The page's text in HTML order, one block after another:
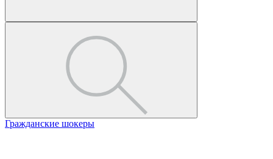
Гражданские шокеры